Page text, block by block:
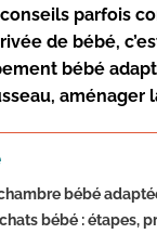
parfois
de bébé,
bébé
aménager
bébé
bébé : étapes,